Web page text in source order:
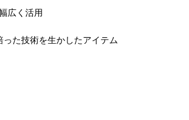
広く活用
た技術を生かしたアイテム